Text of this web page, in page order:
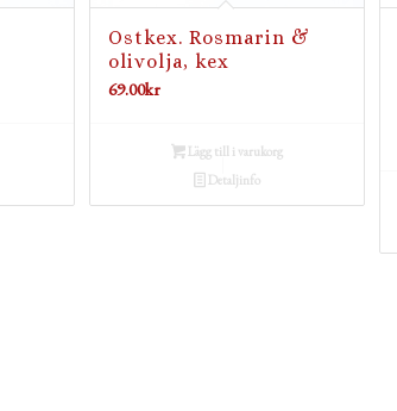
Ostkex. Rosmarin &
olivolja, kex
69.00kr
Lägg till i varukorg
Detaljinfo